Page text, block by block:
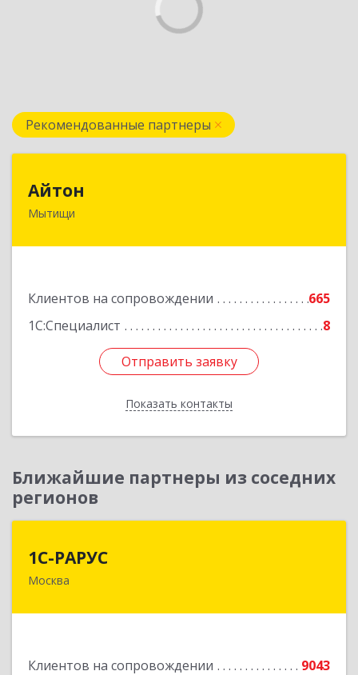
Рекомендованные партнеры
Айтон
Мытищи
Клиентов на сопровождении
665
1С:Специалист
8
Отправить заявку
Показать контакты
Отправить заявку
Назад
Ближайшие партнеры из соседних
регионов
1С-РАРУС
Москва
Клиентов на сопровождении
9043
127434, Москва г, Дмитровское ш, дом № 9Б